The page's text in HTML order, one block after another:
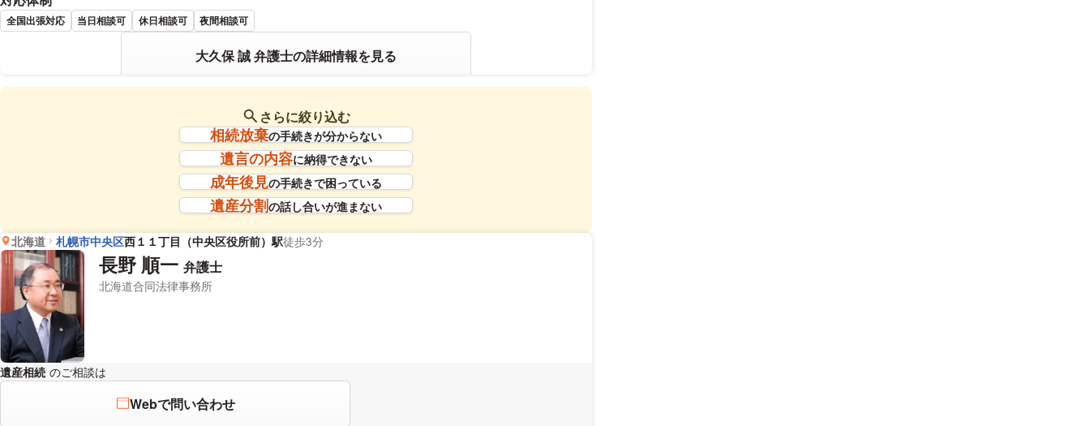
全国出張対応 当日相談可 休日相談可 夜間相談可
大久保 誠 弁護士の詳細情報を見る
さらに絞り込む
相続放棄の手続きが分からない
遺言の内容に納得できない
成年後見の手続きで困っている
遺産分割の話し合いが進まない
北海道 札幌市中央区西１１丁目（中央区役所前）駅徒歩3分
長野 順一 弁護士
北海道合同法律事務所
遺産相続 のご相談は
Webで問い合わせ